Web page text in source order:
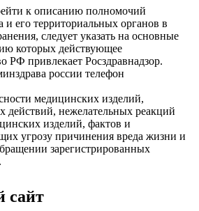
к описанию полномочий
и его территориальных органов в
следует указать на основные
которых действующее
РФ привлекает Росздравнадзор.
россии телефон
медицинских изделий,
действий, нежелательных реакций
изделий, фактов и
угрозу причинения вреда жизни и
зарегистрированных
сайт